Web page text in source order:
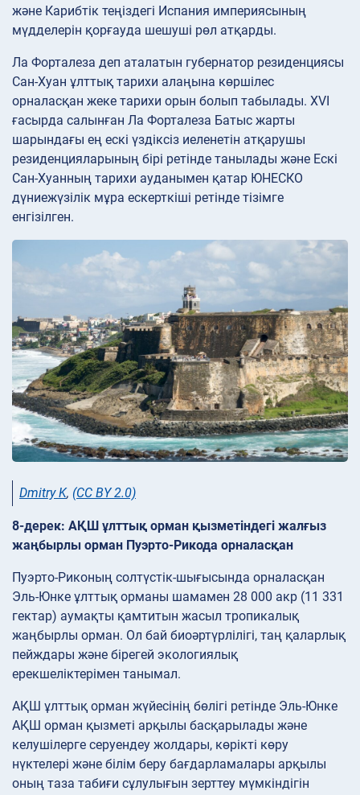
және Карибтік теңіздегі Испания империясының
мүдделерін қорғауда шешуші рөл атқарды.
Ла Форталеза деп аталатын губернатор резиденциясы
Сан-Хуан ұлттық тарихи алаңына көршілес
орналасқан жеке тарихи орын болып табылады. XVI
ғасырда салынған Ла Форталеза Батыс жарты
шарындағы ең ескі үздіксіз иеленетін атқарушы
резиденцияларының бірі ретінде танылады және Ескі
Сан-Хуанның тарихи ауданымен қатар ЮНЕСКО
дүниежүзілік мұра ескерткіші ретінде тізімге
енгізілген.
Dmitry K, (CC BY 2.0)
8-дерек: АҚШ ұлттық орман қызметіндегі жалғыз
жаңбырлы орман Пуэрто-Рикода орналасқан
Пуэрто-Риконың солтүстік-шығысында орналасқан
Эль-Юнке ұлттық орманы шамамен 28 000 акр (11 331
гектар) аумақты қамтитын жасыл тропикалық
жаңбырлы орман. Ол бай биоәртүрлілігі, таң қаларлық
пейждары және бірегей экологиялық
ерекшеліктерімен танымал.
АҚШ ұлттық орман жүйесінің бөлігі ретінде Эль-Юнке
АҚШ орман қызметі арқылы басқарылады және
келушілерге серуендеу жолдары, көрікті көру
нүктелері және білім беру бағдарламалары арқылы
оның таза табиғи сұлулығын зерттеу мүмкіндігін